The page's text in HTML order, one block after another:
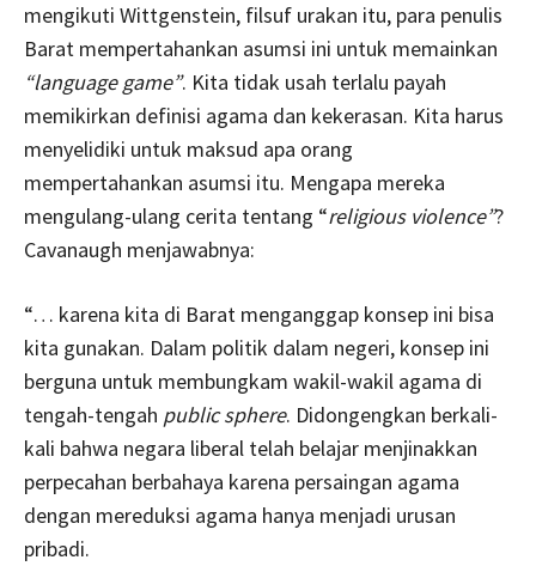
mengikuti Wittgenstein, filsuf urakan itu, para penulis
Barat mempertahankan asumsi ini untuk memainkan
“language game”. Kita tidak usah terlalu payah
memikirkan definisi agama dan kekerasan. Kita harus
menyelidiki untuk maksud apa orang
mempertahankan asumsi itu. Mengapa mereka
mengulang-ulang cerita tentang “religious violence”?
Cavanaugh menjawabnya:
“… karena kita di Barat menganggap konsep ini bisa
kita gunakan. Dalam politik dalam negeri, konsep ini
berguna untuk membungkam wakil-wakil agama di
tengah-tengah public sphere. Didongengkan berkali-
kali bahwa negara liberal telah belajar menjinakkan
perpecahan berbahaya karena persaingan agama
dengan mereduksi agama hanya menjadi urusan
pribadi.